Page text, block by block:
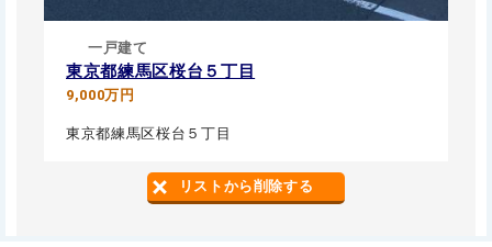
一戸建て
東京都練馬区桜台５丁目
9,000万円
東京都練馬区桜台５丁目
リストから削除する